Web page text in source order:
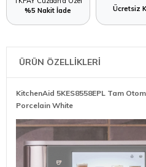
%5 Nakit İade
Ücretsiz
ÜRÜN ÖZELLİKLERİ
KitchenAid 5KES8558EPL Tam
Porcelain White